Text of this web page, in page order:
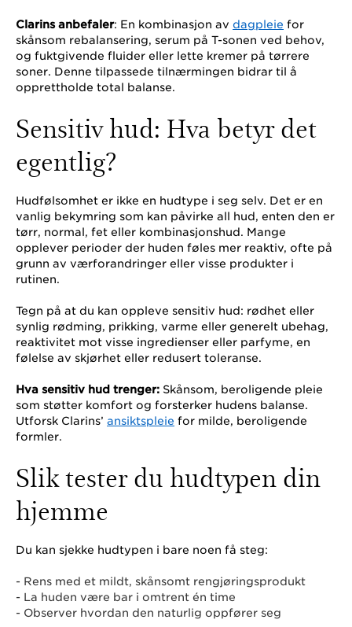
Clarins anbefaler: En kombinasjon av dagpleie for
skånsom rebalansering, serum på T-sonen ved behov,
og fuktgivende fluider eller lette kremer på tørrere
soner. Denne tilpassede tilnærmingen bidrar til å
opprettholde total balanse.
Sensitiv hud: Hva betyr det
egentlig?
Hudfølsomhet er ikke en hudtype i seg selv. Det er en
vanlig bekymring som kan påvirke all hud, enten den er
tørr, normal, fet eller kombinasjonshud. Mange
opplever perioder der huden føles mer reaktiv, ofte på
grunn av værforandringer eller visse produkter i
rutinen.
Tegn på at du kan oppleve sensitiv hud: rødhet eller
synlig rødming, prikking, varme eller generelt ubehag,
reaktivitet mot visse ingredienser eller parfyme, en
følelse av skjørhet eller redusert toleranse.
Hva sensitiv hud trenger: Skånsom, beroligende pleie
som støtter komfort og forsterker hudens balanse.
Utforsk Clarins’ ansiktspleie for milde, beroligende
formler.
Slik tester du hudtypen din
hjemme
Du kan sjekke hudtypen i bare noen få steg:
- Rens med et mildt, skånsomt rengjøringsprodukt
- La huden være bar i omtrent én time
- Observer hvordan den naturlig oppfører seg